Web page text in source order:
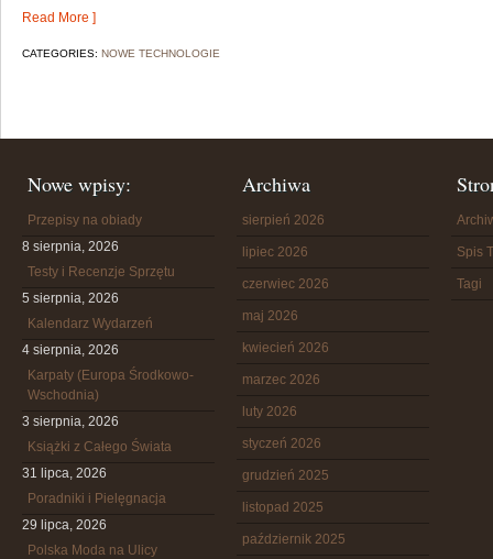
Read More ]
CATEGORIES: NOWE TECHNOLOGIE
Nowe wpisy:
Przepisy na obiady
8 sierpnia, 2026
Testy i Recenzje Sprzętu
5 sierpnia, 2026
Kalendarz Wydarzeń
4 sierpnia, 2026
Karpaty (Europa Środkowo-
Wschodnia)
3 sierpnia, 2026
Książki z Całego Świata
31 lipca, 2026
Poradniki i Pielęgnacja
29 lipca, 2026
Polska Moda na Ulicy
Archiwa
sierpień 2026
lipiec 2026
czerwiec 2026
maj 2026
kwiecień 2026
marzec 2026
luty 2026
styczeń 2026
grudzień 2025
listopad 2025
październik 2025
Spis
Tagi